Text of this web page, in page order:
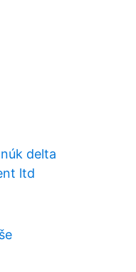
delta
ltd